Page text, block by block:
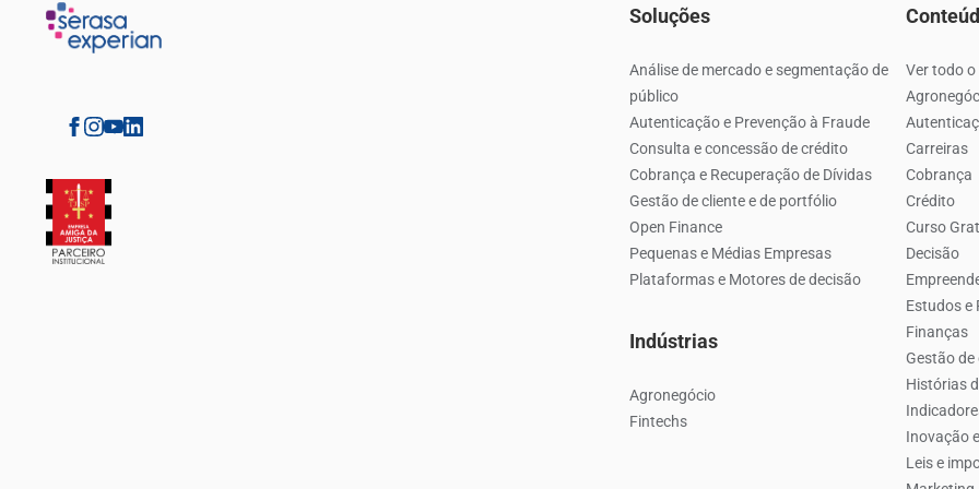
Soluções
Análise de mercado e segmentação de
público
Autenticação e Prevenção à Fraude
Consulta e concessão de crédito
Cobrança e Recuperação de Dívidas
Gestão de cliente e de portfólio
Open Finance
Pequenas e Médias Empresas
Plataformas e Motores de decisão
Indústrias
Agronegócio
Fintechs
Ver todo
Carreiras
Cobrança
Crédito
Curso
Decisão
Estudos e
Finanças
Gestão de
Histórias
Inovação
Leis e